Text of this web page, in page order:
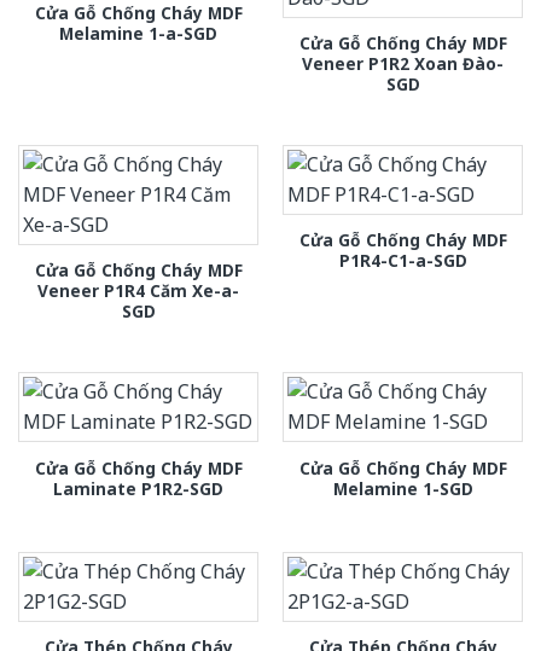
Cửa Gỗ Chống Cháy MDF
Melamine 1-a-SGD
Cửa Gỗ Chống Cháy MDF
Veneer P1R2 Xoan Đào-
SGD
Cửa Gỗ Chống Cháy MDF
Veneer P1R4 Căm Xe-a-
SGD
Cửa Gỗ Chống Cháy MDF
P1R4-C1-a-SGD
Cửa Gỗ Chống Cháy MDF
Laminate P1R2-SGD
Cửa Gỗ Chống Cháy MDF
Melamine 1-SGD